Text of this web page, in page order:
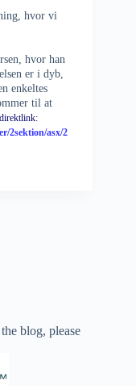
hvor vi
hvor han
er i dyb,
enkeltes
til at
direktlink:
2sektion/asx/2
blog, please